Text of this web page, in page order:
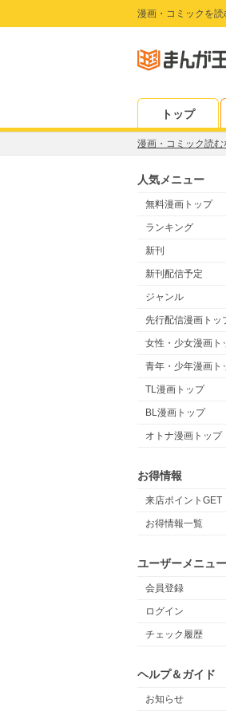
漫画・コミックを読
トップ
漫画・コミック読む
人気メニュー
無料漫画トップ
ランキング
新刊
新刊配信予定
ジャンル
先行配信漫画トッ
女性・少女漫画ト
青年・少年漫画ト
TL漫画トップ
BL漫画トップ
オトナ漫画トップ
お得情報
来店ポイントGET
お得情報一覧
ユーザーメニュー
会員登録
ログイン
チェック履歴
ヘルプ＆ガイド
お知らせ